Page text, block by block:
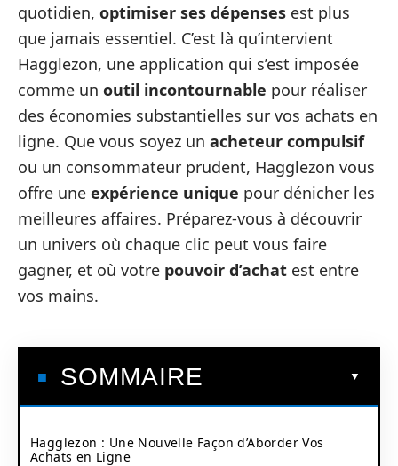
quotidien, optimiser ses dépenses est plus
que jamais essentiel. C’est là qu’intervient
Hagglezon, une application qui s’est imposée
comme un outil incontournable pour réaliser
des économies substantielles sur vos achats en
ligne. Que vous soyez un acheteur compulsif
ou un consommateur prudent, Hagglezon vous
offre une expérience unique pour dénicher les
meilleures affaires. Préparez-vous à découvrir
un univers où chaque clic peut vous faire
gagner, et où votre pouvoir d’achat est entre
vos mains.
SOMMAIRE
Hagglezon : Une Nouvelle Façon d’Aborder Vos
Achats en Ligne